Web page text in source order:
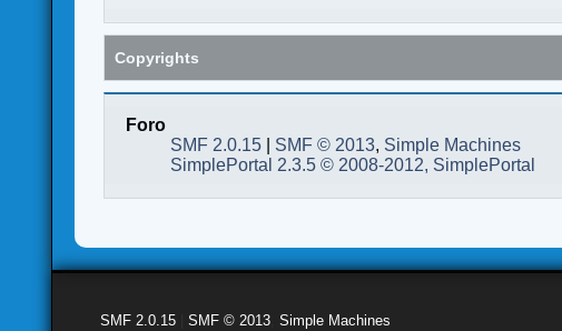
Copyrights
Foro
SMF 2.0.15
SMF © 2013, Simple Machines
SimplePortal 2.3.5 © 2008-2012, SimplePortal
SMF 2.0.15 |SMF © 2013 ,Simple Machines